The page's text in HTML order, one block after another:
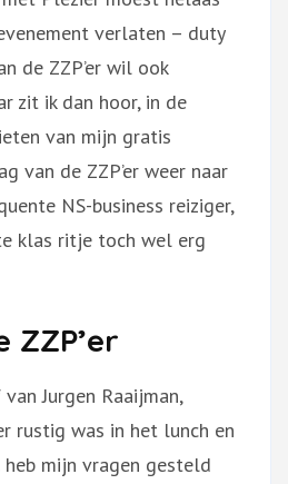
verlaten – duty
de ZZP’er wil ook
zit ik dan hoor, in de
van mijn gratis
van de ZZP’er weer naar
NS-business reiziger,
klas ritje toch wel erg
ZZP’er
Jurgen Raaijman,
rustig was in het lunch en
mijn vragen gesteld